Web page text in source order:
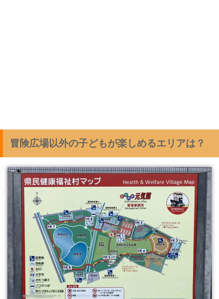
冒険広場以外の子どもが楽しめるエリアは？